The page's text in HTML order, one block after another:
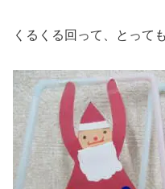
くるくる回って、とって